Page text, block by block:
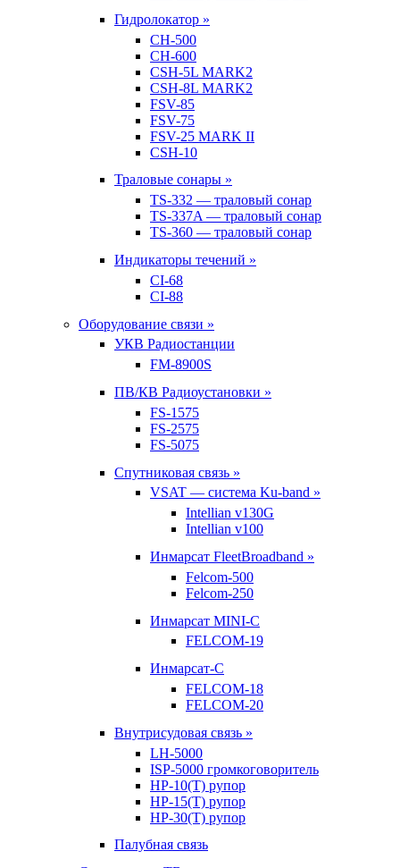
Гидролокатор »
CH-500
CH-600
CSH-5L MARK2
CSH-8L MARK2
FSV-85
FSV-75
FSV-25 MARK II
CSH-10
Траловые сонары »
TS-332 — траловый сонар
TS-337A — траловый сонар
TS-360 — траловый сонар
Индикаторы течений »
CI-68
CI-88
Оборудование связи »
УКВ Радиостанции
FM-8900S
ПВ/КВ Радиоустановки »
FS-1575
FS-2575
FS-5075
Спутниковая связь »
VSAT — система Ku-band »
Intellian v130G
Intellian v100
Инмарсат FleetBroadband »
Felcom-500
Felcom-250
Инмарсат MINI-C
FELCOM-19
Инмарсат-С
FELCOM-18
FELCOM-20
Внутрисудовая связь »
LH-5000
ISP-5000 громкоговоритель
HP-10(T) рупор
HP-15(T) рупор
HP-30(T) рупор
Палубная связь